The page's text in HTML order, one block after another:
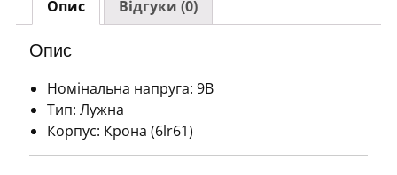
Опис Відгуки (0)
Опис
Номінальна напруга: 9В
Тип: Лужна
Корпус: Крона (6lr61)